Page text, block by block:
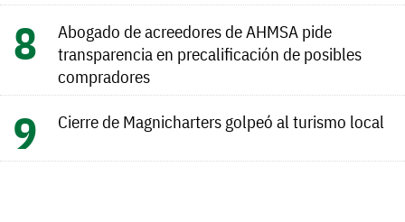
Abogado de acreedores de AHMSA pide
transparencia en precalificación de posibles
compradores
Cierre de Magnicharters golpeó al turismo local